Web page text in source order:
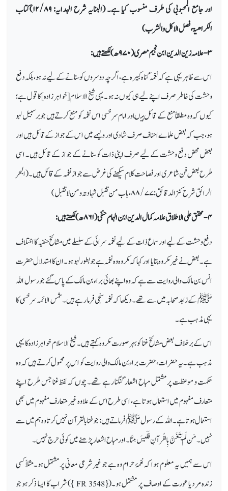
اور جامع المحبوبی کی طرف منسوب کیا ہے۔ (البنایہ شرح الہدایہ:۱۲/۸۹) کتاب
الکراھیۃ ، فصل الاکل والشرب)
۳- علامہ زین الدین ابن نجیم مصری(۹۷۰ھ)لکھتے ہیں:
اس سے ظاہر یہی ہےکہ نغمہ گناہ کبیرہ ہے، اگرچہ دوسروں کو سنانے کے لیے نہ ہو، بلکہ دفع
وحشت کی خاطر صرف اپنے لیے ہی کیوں نہ ہو۔یہی شیخ الاسلام [خواہر زادہ] کا قول ہے؛
کیوں کہ وہ مطلقاً منع کے قائل ہیںاور امام سرخسی اس نغمہ کو منع کرتے ہیں جو برسبیل لہو
ہو، جب کہ بعض علماے احناف صرف شادی اور ولیمے میں اس کے جواز کے قائل ہیں اور
بعض محض دفع وحشت کے لیے صرف اپنی ذات کو سنانے کے جواز کے قائل ہیں۔ اسی
طرح بعض فن شاعری اور فصاحت کلام سیکھنے کی غرض سے جواز نغمہ کے قائل ہیں۔ (البحر
الرائق شرح کنزالدقائق:۷۷/ ۸۸
، باب من تقبل شہادتہ و من لاتقبل)
۴- محقق علی الاطلاق علامہ کمال الدین ابن الہمام حنفی(۸۶۱ھ) لکھتے ہیں:
دفع وحشت کے لیے اور سماع ذات کے لیے نغمہ سرائی کے سلسلے میں مشائخ حنفیہ کا اختلاف
ہے۔ بعض نےغیر مکروہ بتایا اور کہا کہ مکروہ وہ نغمہ ہے جو بطور لہو ہو۔ ان کا استدلال حضرت
انس بن مالک والی روایت سے ہےکہ وہ اپنے بھائی براء بن مالک کے پاس گئے جو رسول اللہ
ﷺ کے زاہد صحابہ میں سے تھے۔ دیکھا کہ نغمہ سنجی فرما رہے ہیں۔ شمس الائمہ سرخسی کا
یہی مذہب ہے۔
اس کے برخلاف بعض مشائخ غنا کو بہر صورت مکروہ کہتے ہیں۔ شیخ الاسلام خواہرزادہ کا یہی
مذہب ہے۔ یہ حضرات، حضرت براء بن مالک والی روایت کو اس پر محمول کرتے ہیں کہ وہ
حکمت و موعظت پر مشتمل مباح اشعار گنگنا رہے تھے۔ چوں کہ لفظ غنا جس طرح اپنے
متعارف مفہوم میں استعمال ہوتا ہے، اسی طرح اس کے علاوہ غیر متعارف مفہوم میں بھی
استعمال ہوتا ہے۔ اللہ کے رسول ﷺ فرماتے ہیں : جو غنا بالقرآن نہیں کرتا وہ ہم میں سے
نہیں۔ مَن لَم یَتَغَنَّ بِالقُرآنِ فَلَیسَ مِنَّا۔ اور مباح اشعار پڑھنے میں کوئی حرج نہیں۔
اس سے ہمیں یہ معلوم ہوا کہ نغمۂ حرام وہ ہے جو غیرشرعی معانی پر مشتمل ہو۔مثلاً کسی
زندہ مرد یا عورت کے اوصاف پر مشتمل ہو۔({FR 3548}) شراب کا ایسا ذکر ہو جو